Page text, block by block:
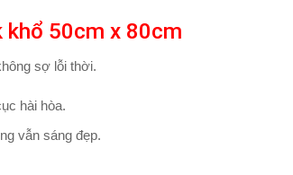
khổ 50cm x 80cm
sợ lỗi thời.
hài hòa.
vẫn sáng đẹp.